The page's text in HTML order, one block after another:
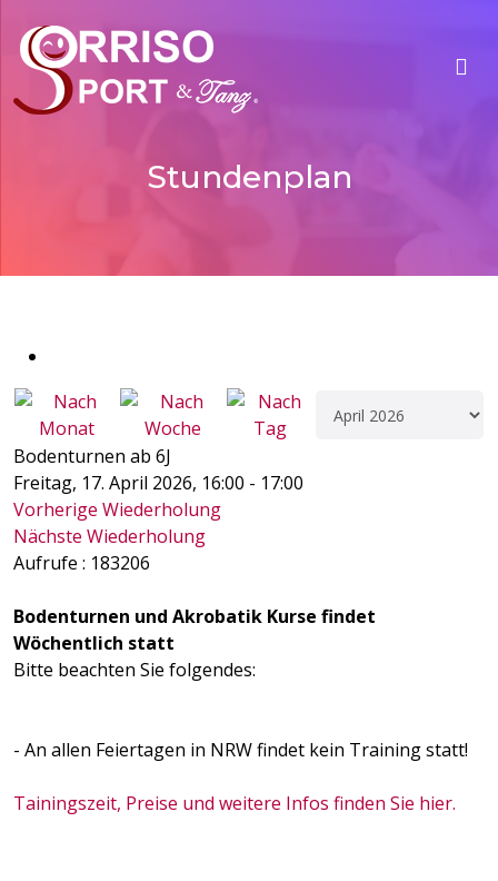
Stundenplan
Bodenturnen ab 6J
Freitag, 17. April 2026, 16:00 - 17:00
Vorherige Wiederholung
Nächste Wiederholung
Aufrufe : 183206
Bodenturnen und Akrobatik Kurse findet
Wöchentlich statt
Bitte beachten Sie folgendes:
- An allen Feiertagen in NRW findet kein Training statt!
Tainingszeit, Preise und weitere Infos finden Sie hier.